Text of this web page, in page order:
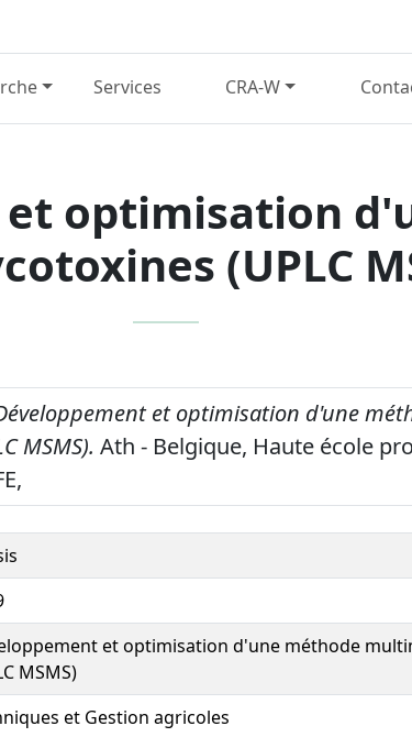
Services CRA-W
optimisation
(UPLC
et optimisation d'une
MSMS). Ath - Belgique, Haute école
et optimisation d'une méthode
MSMS)
et Gestion agricoles